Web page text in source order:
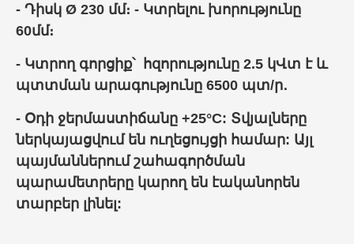
- Դիսկ Ø 230 մմ։ - Կտրելու խորությունը
60մմ։
- Կտրող գորցիք՝ հզորությունը 2.5 կՎտ է և
պտտման արագությունը 6500 պտ/ր․
- Օդի ջերմաստիճանը +25°C: Տվյալները
ներկայացվում են ուղեցույցի համար: Այլ
պայմաններում շահագործման
պարամետրերը կարող են էականորեն
տարբեր լինել: